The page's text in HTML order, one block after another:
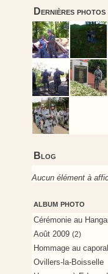
Dernières photos
Blog
Aucun élément à
album photo
Cérémonie au
Août 2009 (2)
Hommage au
Ovillers-la-Boisselle